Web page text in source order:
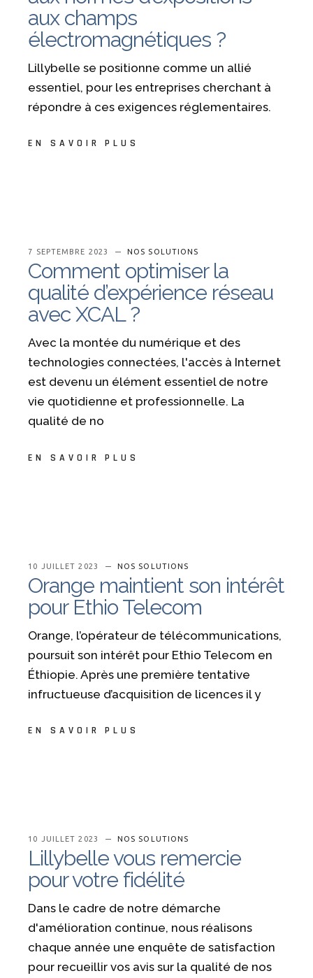
aux champs
électromagnétiques ?
Lillybelle se positionne comme un allié
essentiel, pour les entreprises cherchant à
répondre à ces exigences réglementaires.
EN SAVOIR PLUS
7 SEPTEMBRE 2023 NOS SOLUTIONS
Comment optimiser la
qualité d’expérience réseau
avec XCAL ?
Avec la montée du numérique et des
technologies connectées, l'accès à Internet
est devenu un élément essentiel de notre
vie quotidienne et professionnelle. La
qualité de no
EN SAVOIR PLUS
10 JUILLET 2023 NOS SOLUTIONS
Orange maintient son intérêt
pour Ethio Telecom
Orange, l’opérateur de télécommunications,
poursuit son intérêt pour Ethio Telecom en
Éthiopie. Après une première tentative
infructueuse d’acquisition de licences il y
EN SAVOIR PLUS
10 JUILLET 2023 NOS SOLUTIONS
Lillybelle vous remercie
pour votre fidélité
Dans le cadre de notre démarche
d'amélioration continue, nous réalisons
chaque année une enquête de satisfaction
pour recueillir vos avis sur la qualité de nos